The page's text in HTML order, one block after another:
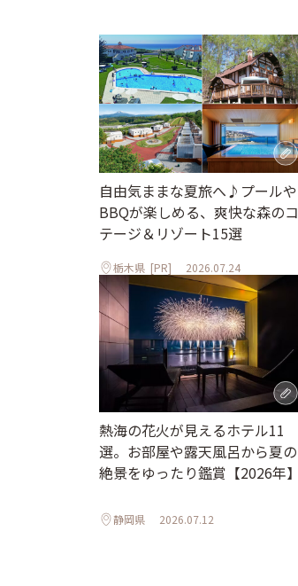
自由気ままな夏旅へ♪プールや
BBQが楽しめる、爽快な森のコ
テージ＆リゾート15選
栃木県 [PR] 2026.07.24
熱海の花火が見えるホテル11
選。お部屋や露天風呂から夏の
絶景をゆったり鑑賞【2026年】
静岡県 2026.07.12